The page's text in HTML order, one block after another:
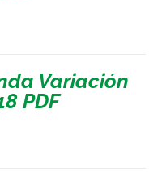
Variación
PDF